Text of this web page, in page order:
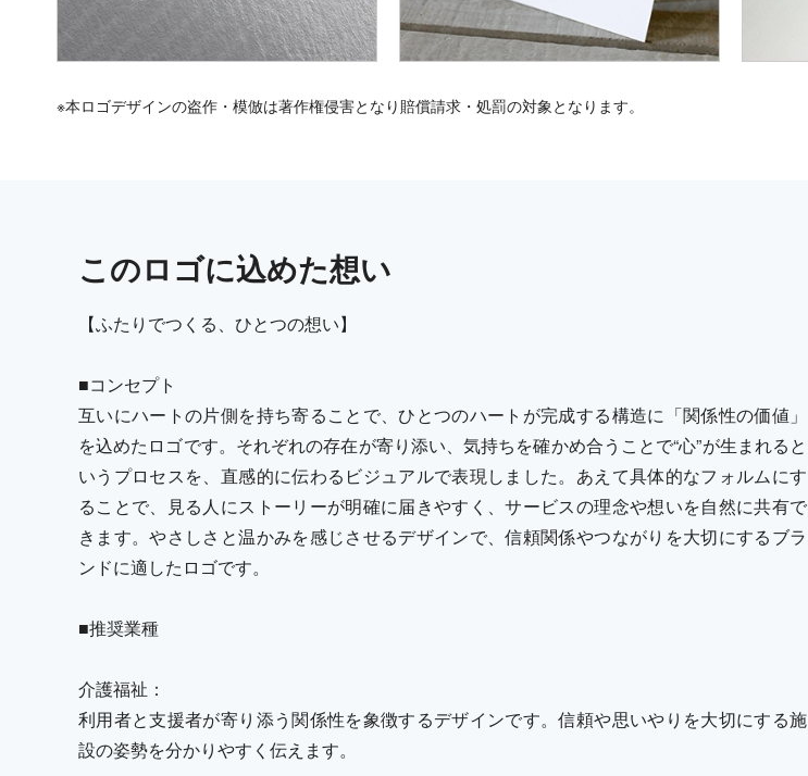
※本ロゴデザインの盗作・模倣は著作権侵害となり賠償請求・処罰の対象となります。
このロゴに込めた想い
【ふたりでつくる、ひとつの想い】
■コンセプト
互いにハートの片側を持ち寄ることで、ひとつのハートが完成する構造に「関係性の価値」
を込めたロゴです。それぞれの存在が寄り添い、気持ちを確かめ合うことで“心”が生まれると
いうプロセスを、直感的に伝わるビジュアルで表現しました。あえて具体的なフォルムにす
ることで、見る人にストーリーが明確に届きやすく、サービスの理念や想いを自然に共有で
きます。やさしさと温かみを感じさせるデザインで、信頼関係やつながりを大切にするブラ
ンドに適したロゴです。
■推奨業種
介護福祉：
利用者と支援者が寄り添う関係性を象徴するデザインです。信頼や思いやりを大切にする施
設の姿勢を分かりやすく伝えます。